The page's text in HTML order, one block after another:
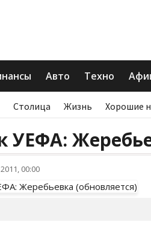
Авто Техно
Столица Жизнь Хорошие
УЕФА:
00:00